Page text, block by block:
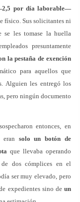
por día laborable—
físico. Sus solicitantes ni
se les tomase la huella
presuntamente
la pestaña de exención
para aquellos que
Alguien les entregó los
pero ningún documento
entonces, en
eran solo un botón de
que llevaba operando
dos cómplices en el
ser muy elevado, pero
expedientes sino de un